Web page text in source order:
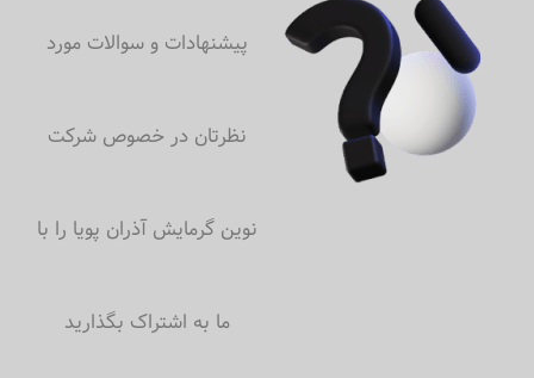
پیشنهادات و سوالات مورد
نظرتان در خصوص شرکت
نوین گرمایش آذران پویا را با
ما به اشتراک بگذارید